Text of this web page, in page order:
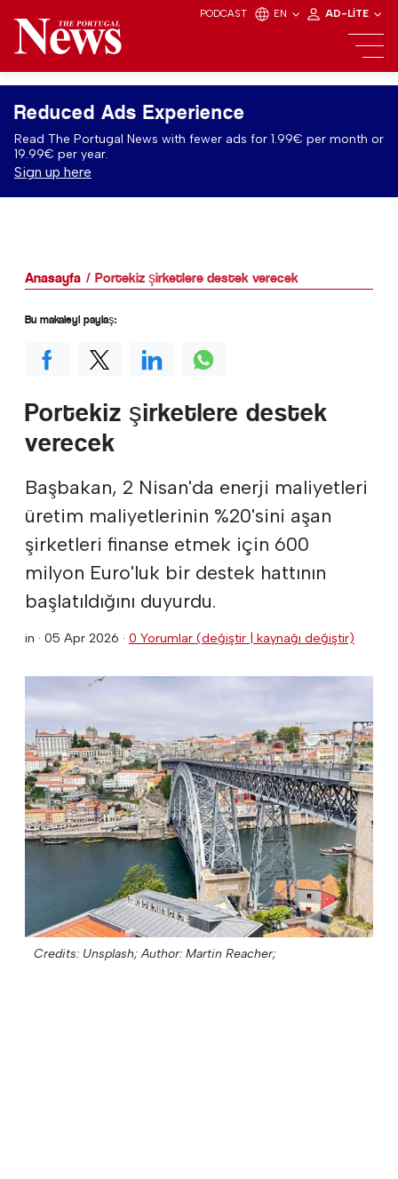
PODCAST EN AD-LITE
Reduced Ads Experience
Read The Portugal News with fewer ads for 1.99€ per month or
19.99€ per year.
Sign up here
Anasayfa Portekiz şirketlere destek verecek
Portekiz şirketlere destek
verecek
Başbakan, 2 Nisan'da enerji maliyetleri
üretim maliyetlerinin %20'sini aşan
şirketleri finanse etmek için 600
milyon Euro'luk bir destek hattının
başlatıldığını duyurdu.
in · 05 Apr 2026 · 0 Yorumlar (değiştir | kaynağı değiştir)
Credits: Unsplash; Author: Martin Reacher;
Bu makaleyi paylaş: